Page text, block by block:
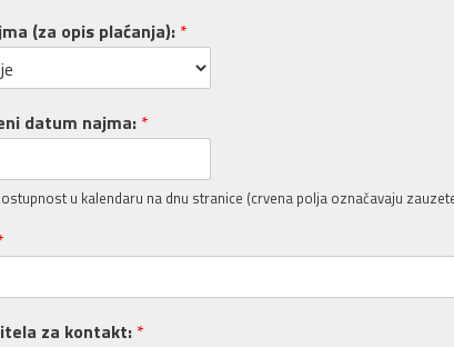
(za opis plaćanja): *
datum najma: *
u kalendaru na dnu stranice (crvena polja označavaju
za kontakt: *